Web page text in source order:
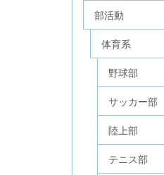
部活動
体育系
野球部
サッカー部
陸上部
テニス部